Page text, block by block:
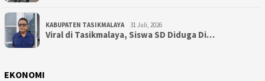
KABUPATEN TASIKMALAYA 31 Juli, 2026
Viral di Tasikmalaya, Siswa SD Diduga Di…
EKONOMI